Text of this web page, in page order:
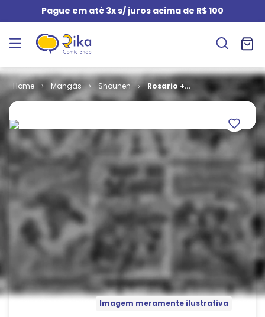
Pague em até 3x s/ juros acima de R$ 100
Mangás Shounen
Rosario +
Vampire - Ano
Imagem meramente ilustrativa